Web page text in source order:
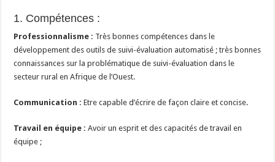
1. Compétences :
Professionnalisme : Très bonnes compétences dans le
développement des outils de suivi-évaluation automatisé ; très bonnes
connaissances sur la problématique de suivi-évaluation dans le
secteur rural en Afrique de l’Ouest.
Communication :Etre capable d’écrire de façon claire et concise.
Travail en équipe :Avoir un esprit et des capacités de travail en
équipe ;